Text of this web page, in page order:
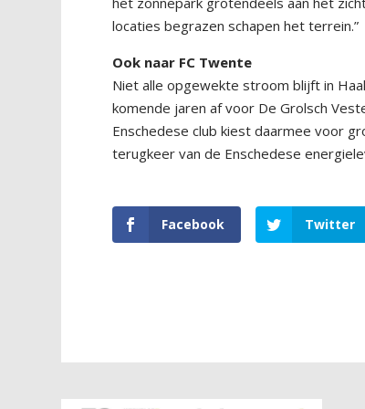
locaties begrazen schapen het terrein.”
Ook naar FC Twente
Niet alle opgewekte stroom blijft in
komende jaren af voor De Grolsch
Enschedese club kiest daarmee voor
terugkeer van de Enschedese
Facebook Twitter